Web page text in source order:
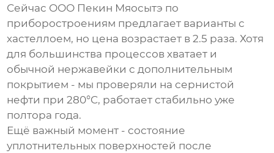
Сейчас ООО Пекин Мяосытэ по
приборостроениям предлагает варианты с
хастеллоем, но цена возрастает в 2.5 раза. Хотя
для большинства процессов хватает и
обычной нержавейки с дополнительным
покрытием - мы проверяли на сернистой
нефти при 280°C, работает стабильно уже
полтора года.
Ещё важный момент - состояние
уплотнительных поверхностей после